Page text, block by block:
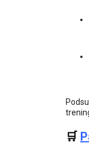
🛒